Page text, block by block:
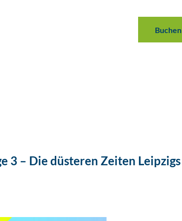
Buchen
3 – Die düsteren Zeiten Leipzigs